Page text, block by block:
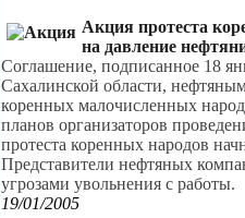
Акция протеста
на давление
Соглашение, подписанное 18
Сахалинской области,
коренных малочисленных
планов организаторов
протеста коренных народов
Представители нефтяных
угрозами увольнения с работы.
19/01/2005